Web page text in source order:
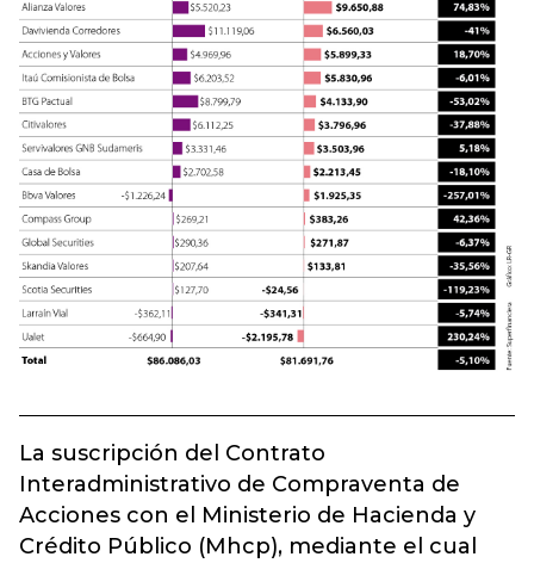
La suscripción del Contrato
Interadministrativo de Compraventa de
Acciones con el Ministerio de Hacienda y
Crédito Público (Mhcp), mediante el cual